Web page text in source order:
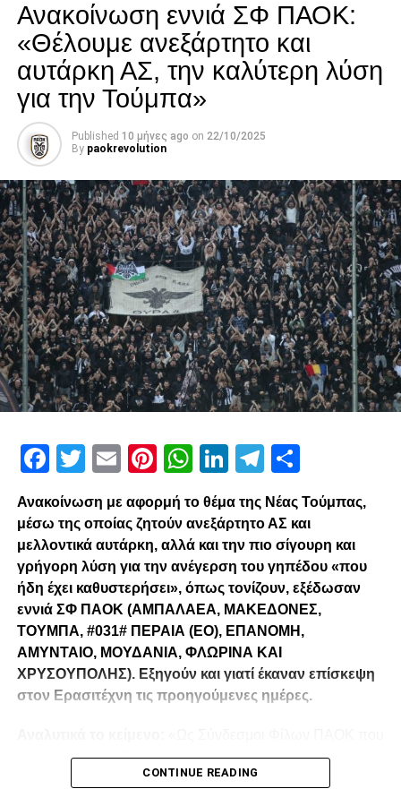
Facebook
Twitter
EmailPinterest
WhatsApp
LinkedIn
Telegram
Ανακοίνωση εννιά ΣΦ ΠΑΟΚ:
«Θέλουμε ανεξάρτητο και
αυτάρκη ΑΣ, την καλύτερη λύση
για την Τούμπα»
Published 10 μήνες ago on 22/10/2025
By paokrevolution
Facebook
Twitter
EmailPinterest
WhatsApp
LinkedIn
Telegram
Ανακοίνωση με αφορμή το θέμα της Νέας Τούμπας,
μέσω της οποίας ζητούν ανεξάρτητο ΑΣ και
μελλοντικά αυτάρκη, αλλά και την πιο σίγουρη και
γρήγορη λύση για την ανέγερση του γηπέδου «που
ήδη έχει καθυστερήσει», όπως τονίζουν, εξέδωσαν
εννιά ΣΦ ΠΑΟΚ (ΑΜΠΑΛΑΕΑ, ΜΑΚΕΔΟΝΕΣ,
ΤΟΥΜΠΑ, #031# ΠΕΡΑΙΑ (ΕΟ), ΕΠΑΝΟΜΗ,
ΑΜΥΝΤΑΙΟ, ΜΟΥΔΑΝΙΑ, ΦΛΩΡΙΝΑ ΚΑΙ
ΧΡΥΣΟΥΠΟΛΗΣ). Εξηγούν και γιατί έκαναν επίσκεψη
στον Ερασιτέχνη τις προηγούμενες ημέρες.
λειτουργούμε καθημερινά με γνώμωνα το καλό του
Δικεφάλου και μόνο, αισθανόμαστε την ανάγκη να
CONTINUE READING